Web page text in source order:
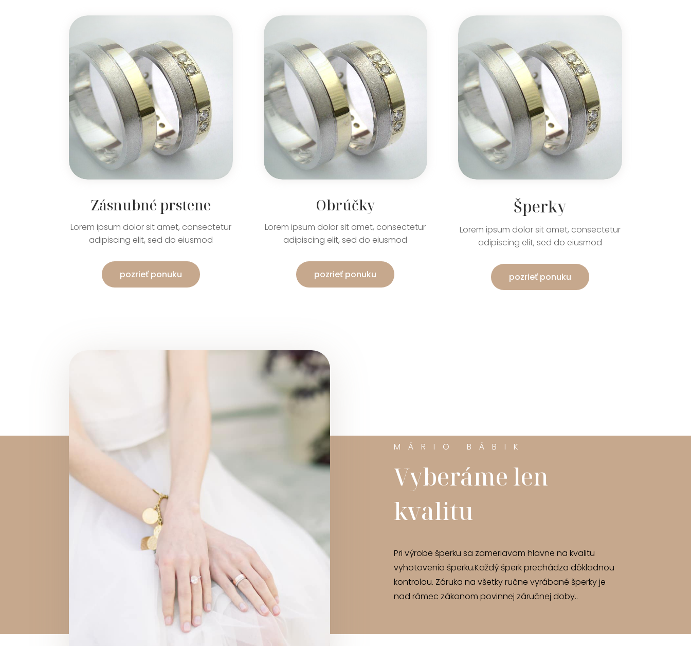
Zásnubné prstene
Lorem ipsum dolor sit amet, consectetur
adipiscing elit, sed do eiusmod
pozrieť ponuku
Obrúčky
Lorem ipsum dolor sit amet, consectetur
adipiscing elit, sed do eiusmod
pozrieť ponuku
Šperky
Lorem ipsum dolor sit amet, consectetur
adipiscing elit, sed do eiusmod
pozrieť ponuku
MÁRIO BÁBIK
Vyberáme len
kvalitu
Pri výrobe šperku sa zameriavam hlavne na kvalitu
vyhotovenia šperku.Každý šperk prechádza dôkladnou
kontrolou. Záruka na všetky ručne vyrábané šperky je
nad rámec zákonom povinnej záručnej doby..